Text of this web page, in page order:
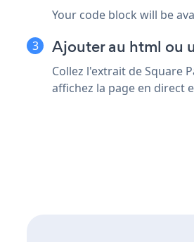
Your code block will be
Ajouter au html ou
Collez l'extrait de Square
affichez la page en direct